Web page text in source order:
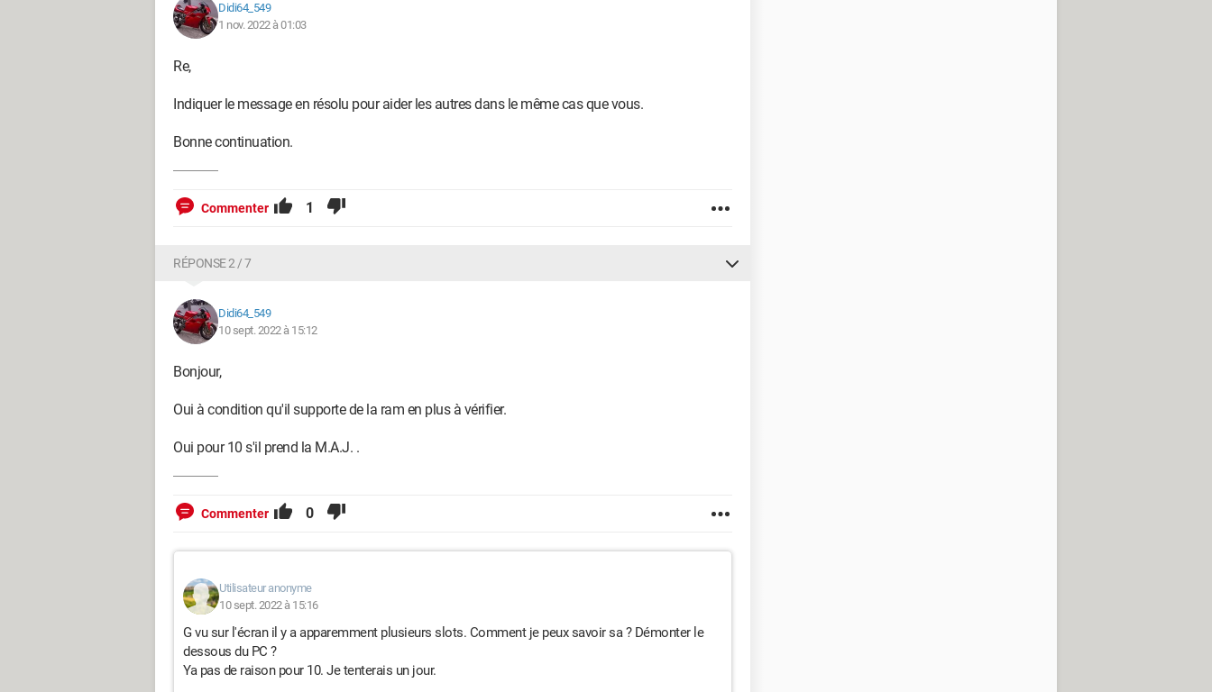
Didi64_549
1 nov. 2022 à 01:03
Re,
Indiquer le message en résolu pour aider les autres dans le même cas que vous.
Bonne continuation.
Commenter 1
RÉPONSE 2 / 7
Didi64_549
10 sept. 2022 à 15:12
Bonjour,
Oui à condition qu'il supporte de la ram en plus à vérifier.
Oui pour 10 s'il prend la M.A.J. .
Commenter 0
Utilisateur anonyme
10 sept. 2022 à 15:16
G vu sur l'écran il y a apparemment plusieurs slots. Comment je peux savoir sa ? Démonter le
dessous du PC ?
Ya pas de raison pour 10. Je tenterais un jour.